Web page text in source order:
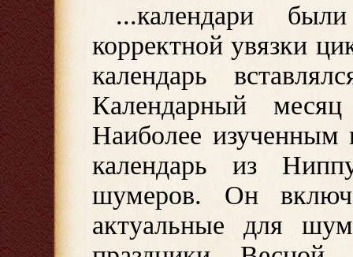
...календари
корректной увязки
календарь
Календарный
Наиболее изученным
календарь из
шумеров. Он
актуальные для